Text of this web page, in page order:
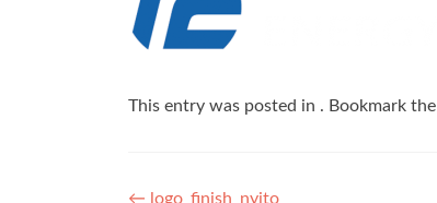
This entry was posted in . Bookmark the
← logo_finish_nyito